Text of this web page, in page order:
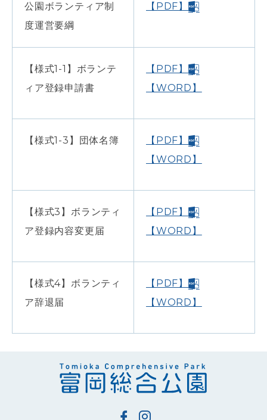
公園ボランティア制
度運営要綱
【PDF】
【様式1-1】ボランテ
ィア登録申請書
【PDF】
【WORD】
【様式1-3】団体名簿
【PDF】
【WORD】
【様式3】ボランティ
ア登録内容変更届
【PDF】
【WORD】
【様式4】ボランティ
ア辞退届
【PDF】
【WORD】